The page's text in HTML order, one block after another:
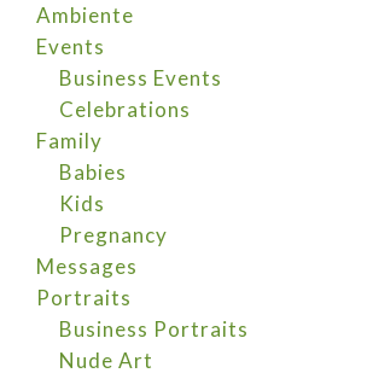
Ambiente
Events
Business Events
Celebrations
Family
Babies
Kids
Pregnancy
Messages
Portraits
Business Portraits
Nude Art